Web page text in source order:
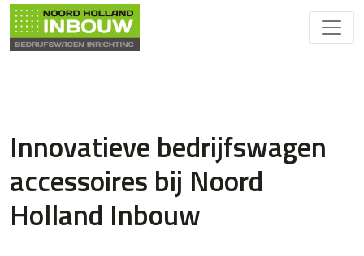
Innovatieve bedrijfswagen
accessoires bij Noord
Holland Inbouw